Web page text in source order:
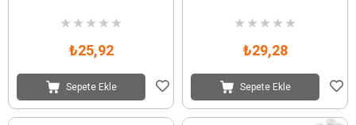
★ ★ ★ ★ ★
₺25,92
Sepete Ekle
★ ★ ★ ★ ★
₺29,28
Sepete Ekle